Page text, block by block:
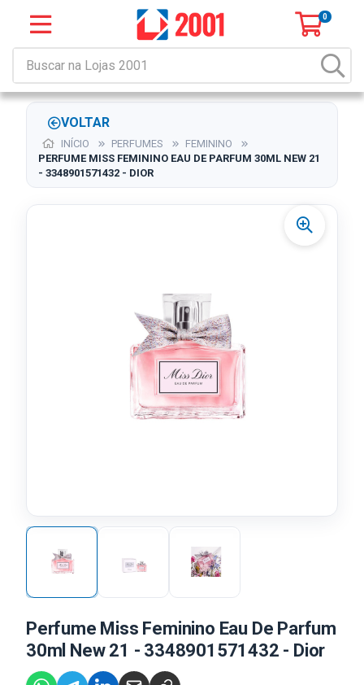
0
VOLTAR
INÍCIO PERFUMES
FEMININO
PERFUME MISS FEMININO EAU DE PARFUM 30ML NEW 21
- 3348901571432 - DIOR
Perfume Miss Feminino Eau De Parfum
30ml New 21 - 3348901571432 - Dior